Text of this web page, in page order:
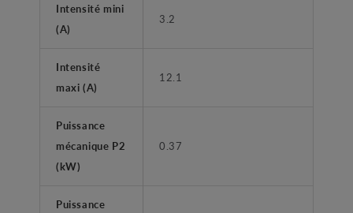
Intensité mini
(A)
3.2
Intensité
maxi (A)
12.1
Puissance
mécanique P2
(kW)
0.37
Puissance